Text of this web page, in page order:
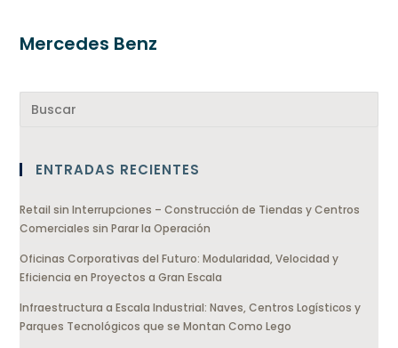
Mercedes Benz
ENTRADAS RECIENTES
Retail sin Interrupciones – Construcción de Tiendas y Centros
Comerciales sin Parar la Operación
Oficinas Corporativas del Futuro: Modularidad, Velocidad y
Eficiencia en Proyectos a Gran Escala
Infraestructura a Escala Industrial: Naves, Centros Logísticos y
Parques Tecnológicos que se Montan Como Lego